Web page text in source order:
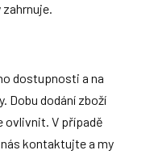
dostupnosti a na
Dobu dodání zboží
ovlivnit. V případě
kontaktujte a my